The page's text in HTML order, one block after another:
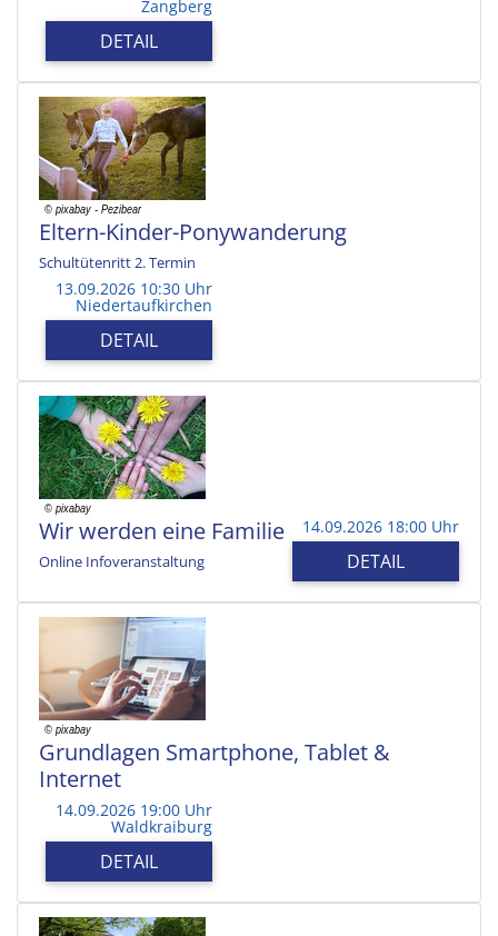
Zangberg
DETAIL
Eltern-Kinder-Ponywanderung
Schultütenritt 2. Termin
13.09.2026 10:30 Uhr
Niedertaufkirchen
DETAIL
Wir werden eine Familie
Online Infoveranstaltung
14.09.2026 18:00 Uhr
DETAIL
Grundlagen Smartphone, Tablet &
Internet
14.09.2026 19:00 Uhr
Waldkraiburg
DETAIL